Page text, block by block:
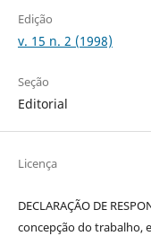
Edição
v. 15 n. 2 (1998)
Seção
Editorial
Licença
DECLARAÇÃO DE
concepção do trabalho,